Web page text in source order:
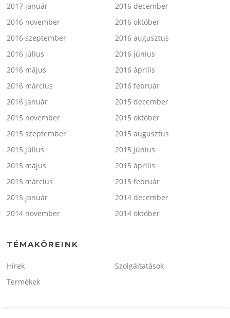
2017 január
2016 december
2016 november
2016 október
2016 szeptember
2016 augusztus
2016 július
2016 június
2016 május
2016 április
2016 március
2016 február
2016 január
2015 december
2015 november
2015 október
2015 szeptember
2015 augusztus
2015 július
2015 június
2015 május
2015 április
2015 március
2015 február
2015 január
2014 december
2014 november
2014 október
TÉMAKÖREINK
Hírek
Szolgáltatások
Termékek